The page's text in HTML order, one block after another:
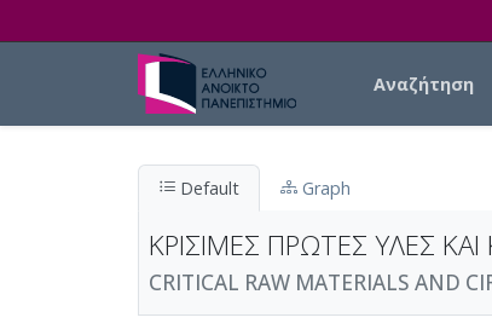
Αναζήτηση
Default Graph
ΚΡΙΣΙΜΕΣ ΠΡΩΤΕΣ ΥΛΕΣ
CRITICAL RAW MATERIALS AND